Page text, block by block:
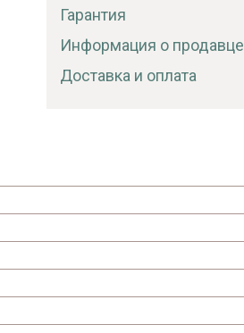
Гарантия
Информация о продавце
Доставка и оплата